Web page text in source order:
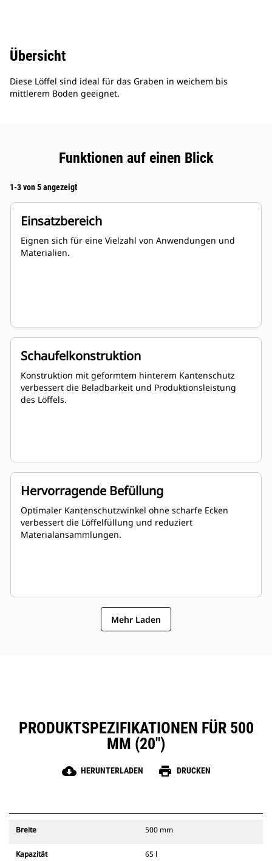
Übersicht
Diese Löffel sind ideal für das Graben in weichem bis
mittlerem Boden geeignet.
Funktionen auf einen Blick
1-3 von 5 angezeigt
Einsatzbereich
Eignen sich für eine Vielzahl von Anwendungen und
Materialien.
Schaufelkonstruktion
Konstruktion mit geformtem hinterem Kantenschutz
verbessert die Beladbarkeit und Produktionsleistung
des Löffels.
Hervorragende Befüllung
Optimaler Kantenschutzwinkel ohne scharfe Ecken
verbessert die Löffelfüllung und reduziert
Materialansammlungen.
Mehr Laden
PRODUKTSPEZIFIKATIONEN FÜR 500
MM (20")
cloud_download HERUNTERLADEN print DRUCKEN
Breite 500 mm
Kapazität 65 l